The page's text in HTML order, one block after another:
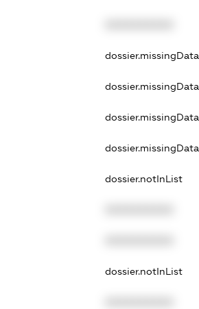
dossier.missingData
dossier.missingData
dossier.missingData
dossier.missingData
dossier.notInList
dossier.notInList